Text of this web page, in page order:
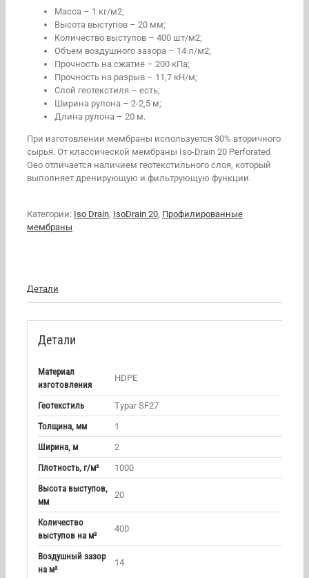
Масса – 1 кг/м2;
Высота выступов – 20 мм;
Количество выступов – 400 шт/м2;
Объем воздушного зазора – 14 л/м2;
Прочность на сжатие – 200 кПа;
Прочность на разрыв – 11,7 кН/м;
Слой геотекстиля – есть;
Ширина рулона – 2-2,5 м;
Длина рулона – 20 м.
При изготовлении мембраны используется 30% вторичного
сырья. От классической мембраны Iso-Drain 20 Perforated
Geo отличается наличием геотекстильного слоя, который
выполняет дренирующую и фильтрующую функции.
Категории: Iso Drain IsoDrain 20 Профилированные
мембраны
Детали
Детали
Материал
изготовления
HDPE
Геотекстиль
Typar SF27
Толщина, мм
1
Ширина, м
2
Плотность, г/м²
1000
Высота выступов,
мм
20
Количество
выступов на м²
400
Воздушный зазор
на м²
14